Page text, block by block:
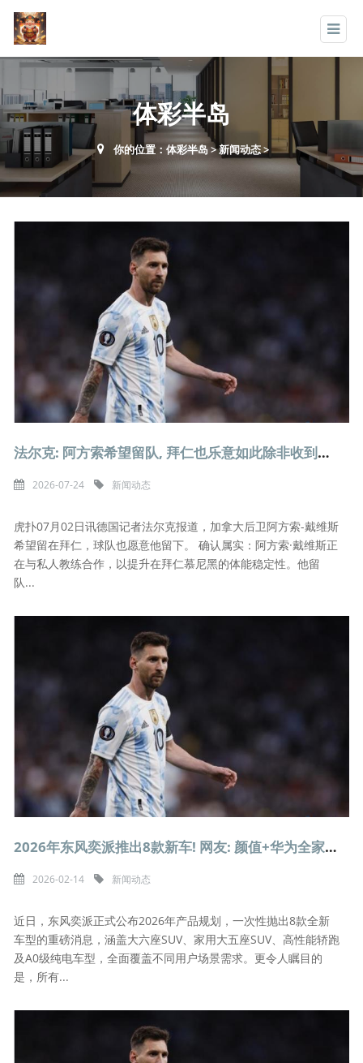
体彩半岛
你的位置：体彩半岛>新闻动态>
法尔克: 阿方索希望留队, 拜仁也乐意如此除非收到丰厚报价
2026-07-24 新闻动态
虎扑07月02日讯德国记者法尔克报道，加拿大后卫阿方索-戴维斯
希望留在拜仁，球队也愿意他留下。 确认属实：阿方索·戴维斯正
在与私人教练合作，以提升在拜仁慕尼黑的体能稳定性。他留
队...
2026年东风奕派推出8款新车! 网友: 颜值+华为全家桶, 不火都难
2026-02-14 新闻动态
近日，东风奕派正式公布2026年产品规划，一次性抛出8款全新
车型的重磅消息，涵盖大六座SUV、家用大五座SUV、高性能轿跑
及A0级纯电车型，全面覆盖不同用户场景需求。更令人瞩目的
是，所有...